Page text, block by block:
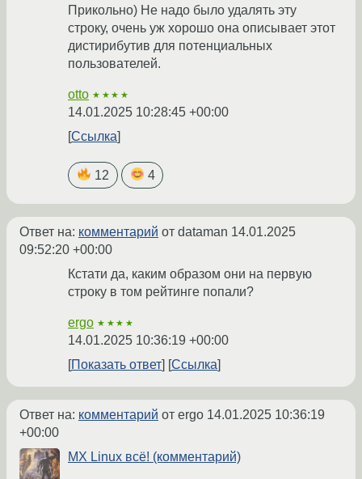
Прикольно) Не надо было удалять эту
строку, очень уж хорошо она описывает этот
дистирибутив для потенциальных
пользователей.
otto ★★★★
14.01.2025 10:28:45 +00:00
Ссылка
12 4
Ответ на: комментарий от dataman 14.01.2025
09:52:20 +00:00
Кстати да, каким образом они на первую
строку в том рейтинге попали?
ergo ★★★★
14.01.2025 10:36:19 +00:00
Показать ответ
Ссылка
Ответ на: комментарий от ergo 14.01.2025 10:36:19
+00:00
MX Linux всё! (комментарий)